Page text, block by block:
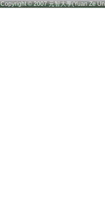
Copyright © 2007 元智大學(Yuan Ze